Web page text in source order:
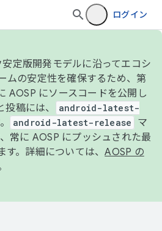
ログイン
定版開発モデルに沿ってエコシ
ムの安定性を確保するため、第
AOSP にソースコードを公開し
稿には、
android-latest-
android-latest-release
マ
常に AOSP にプッシュされた最
す。詳細については、AOSP の